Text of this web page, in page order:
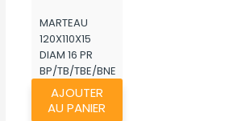
MARTEAU
120X110X15
DIAM 16 PR
BP/TB/TBE/BNE
AJOUTER
AU PANIER